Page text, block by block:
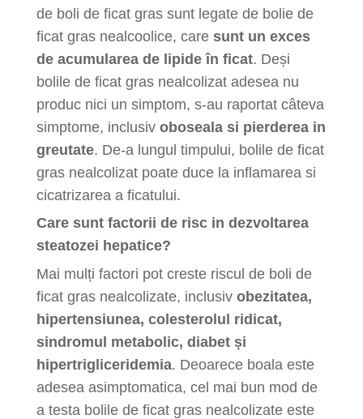
de boli de ficat gras sunt legate de bolie de
ficat gras nealcoolice, care sunt un exces
de acumularea de lipide în ficat. Deși
bolile de ficat gras nealcolizat adesea nu
produc nici un simptom, s-au raportat câteva
simptome, inclusiv oboseala si pierderea in
greutate. De-a lungul timpului, bolile de ficat
gras nealcolizat poate duce la inflamarea si
cicatrizarea a ficatului.
Care sunt factorii de risc in dezvoltarea
steatozei hepatice?
Mai mulți factori pot creste riscul de boli de
ficat gras nealcolizate, inclusiv obezitatea,
hipertensiunea, colesterolul ridicat,
sindromul metabolic, diabet și
hipertrigliceridemia. Deoarece boala este
adesea asimptomatica, cel mai bun mod de
a testa bolile de ficat gras nealcolizate este